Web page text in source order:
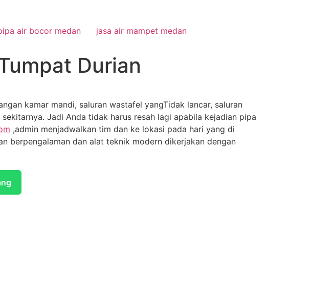
air bocor medan jasa air mampet medan
Durian
kamar mandi, saluran wastafel yangTidak lancar, saluran
Jadi Anda tidak harus resah lagi apabila kejadian pipa
,admin menjadwalkan tim dan ke lokasi pada hari yang di
berpengalaman dan alat teknik modern dikerjakan dengan